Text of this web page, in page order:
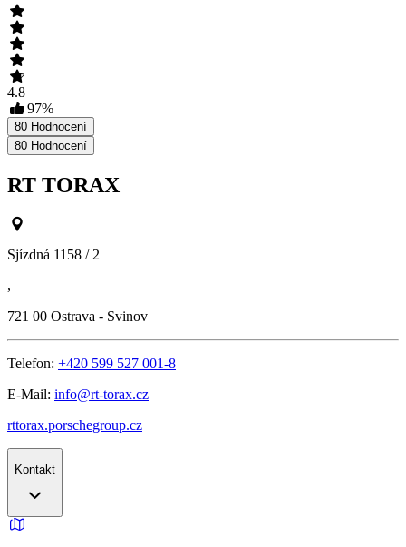
4.8
97%
80 Hodnocení
80 Hodnocení
RT TORAX
Sjízdná 1158 / 2
,
721 00 Ostrava - Svinov
Telefon: +420 599 527 001-8
E-Mail: info@rt-torax.cz
rttorax.porschegroup.cz
Kontakt